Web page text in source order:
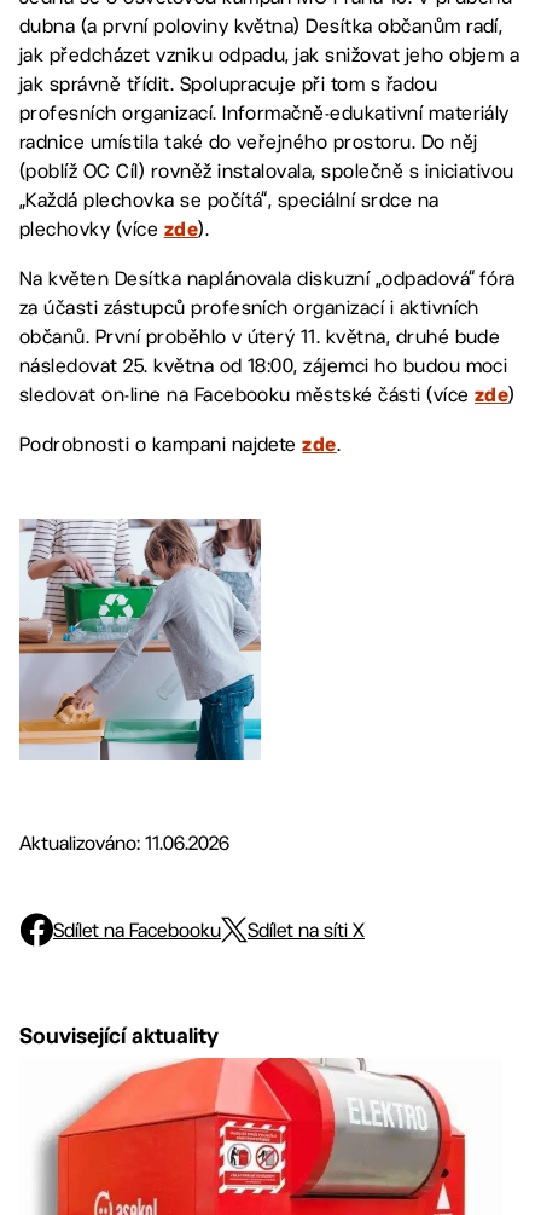
dubna (a první poloviny května) Desítka občanům radí,
jak předcházet vzniku odpadu, jak snižovat jeho objem a
jak správně třídit. Spolupracuje při tom s řadou
profesních organizací. Informačně-edukativní materiály
radnice umístila také do veřejného prostoru. Do něj
(poblíž OC Cíl) rovněž instalovala, společně s iniciativou
„Každá plechovka se počítá“, speciální srdce na
plechovky (více zde).
Na květen Desítka naplánovala diskuzní „odpadová“ fóra
za účasti zástupců profesních organizací i aktivních
občanů. První proběhlo v úterý 11. května, druhé bude
následovat 25. května od 18:00, zájemci ho budou moci
sledovat on-line na Facebooku městské části (vícezde)
Podrobnosti o kampani najdetezde.
Aktualizováno: 11.06.2026
Sdílet na Facebooku Sdílet na síti X
Související aktuality